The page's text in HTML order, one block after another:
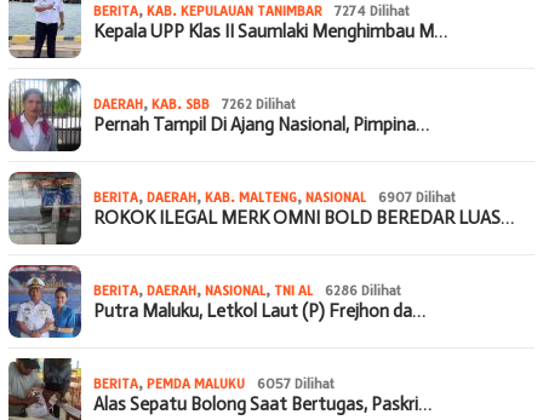
BERITA, KAB. KEPULAUAN TANIMBAR 7274 Dilihat
Kepala UPP Klas II Saumlaki Menghimbau M…
DAERAH, KAB. SBB 7262 Dilihat
Pernah Tampil Di Ajang Nasional, Pimpina…
BERITA, DAERAH, KAB. MALTENG, NASIONAL 6907 Dilihat
ROKOK ILEGAL MERK OMNI BOLD BEREDAR LUAS…
BERITA, DAERAH, NASIONAL, TNI AL 6286 Dilihat
Putra Maluku, Letkol Laut (P) Frejhon da…
BERITA, PEMDA MALUKU 6057 Dilihat
Alas Sepatu Bolong Saat Bertugas, Paskri…